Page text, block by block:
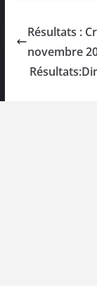
Résultats :
novembre